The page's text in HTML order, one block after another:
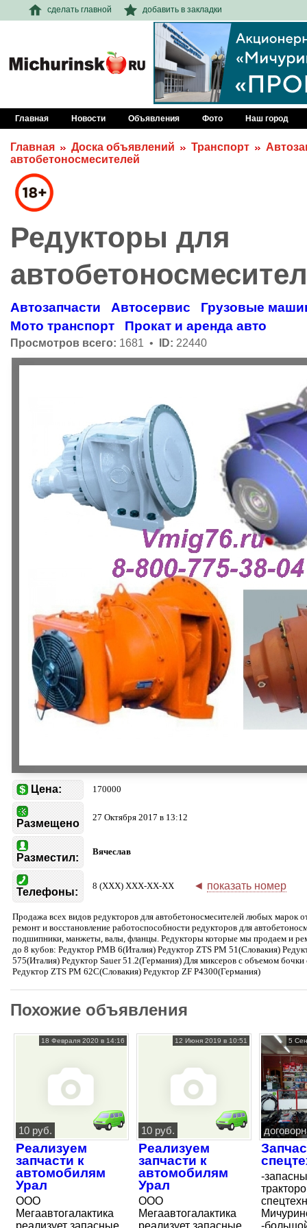
сделать главной добавить в закладки
Главная Новости Объявления Фото Наш город
Главная Доска объявлений Транспорт
автобетоносмесителей
Редукторы для
Автозапчасти Автосервис
Грузовые
Мото транспорт
Прокат и аренда авто
Просмотров всего: 1681 • ID: 22440
Цена: 170000
Размещено
27 Октября 2017 в 13:12
Разместил:
Вячеслав
Телефоны:
8 (XXX) XXX-XX-XX ◄ показать номер
Продажа всех видов редукторов для автобетоносмесителей любых
ремонт и восстановление работоспособности редукторов для
подшипники, манжеты, валы, фланцы. Редукторы которые мы продаем и
до 8 кубов: Редуктор PMB 6(Италия) Редуктор ZTS PM 51(Словакия)
575(Италия) Редуктор Sauer 51.2(Германия) Для миксеров с объемом
Редуктор ZTS PM 62С(Словакия) Редуктор ZF P4300(Германия)
Похожие объявления
18 Февраля 2020 в 14:16
10 руб.
Реализуем
запчасти к
автомобилям
Урал
ООО
Мегаавтогалактика
реализует запасные
12 Июня 2019 в 10:51
10 руб.
Реализуем
запчасти к
автомобилям
Урал
ООО
Мегаавтогалактика
реализует запасные
5
-
-